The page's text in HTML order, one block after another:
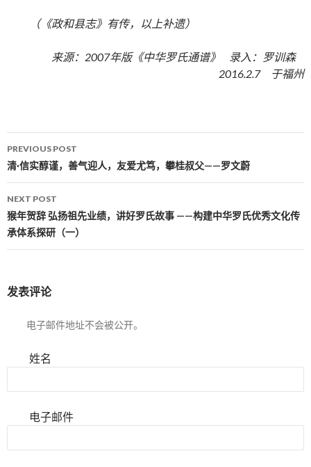
（《政和县志》有传，以上补遗）
来源：2007年版《中华罗氏通谱》 录入：罗训森
2016.2.7 于福州
Post navigation
PREVIOUS POST
清·信实醇谨，善气迎人，友爱尤笃，攀桂叔父——罗文蔚
NEXT POST
猴年贺辞 弘扬祖先业绩，讲好罗氏故事 ——构建中华罗氏优秀文化传
承体系探研（一）
发表评论
电子邮件地址不会被公开。
姓名
电子邮件